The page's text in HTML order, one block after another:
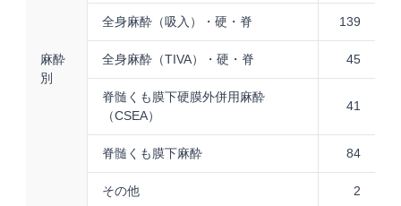
麻酔
別
全身麻酔（吸入）・硬・脊 139
全身麻酔（TIVA）・硬・脊 45
脊髄くも膜下硬膜外併用麻酔
（CSEA）
41
脊髄くも膜下麻酔 84
その他 2